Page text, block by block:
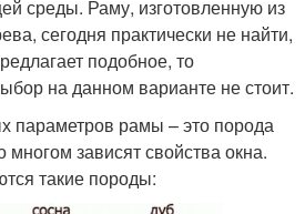
среды. Раму, изготовленную из
сегодня практически не найти,
подобное, то
на данном варианте не стоит.
параметров рамы – это порода
многом зависят свойства окна.
такие породы: